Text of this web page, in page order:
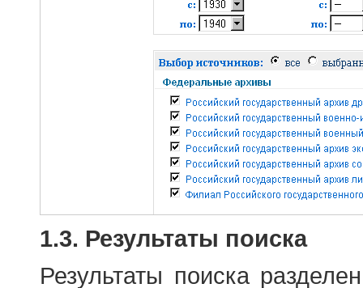
1.3. Результаты поиска
Результаты поиска